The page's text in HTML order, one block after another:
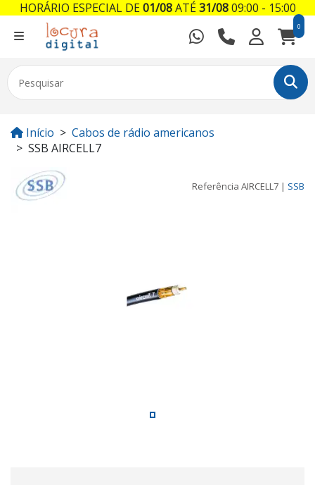
0
Início
Cabos de rádio americanos
SSB AIRCELL7
Referência AIRCELL7 | SSB
HORÁRIO ESPECIAL DE01/08ATÉ31/0809:00 - 15:00